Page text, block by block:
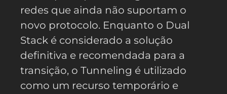
redes que ainda não suportam o
novo protocolo. Enquanto o Dual
Stack é considerado a solução
definitiva e recomendada para a
transição, o Tunneling é utilizado
como um recurso temporário e